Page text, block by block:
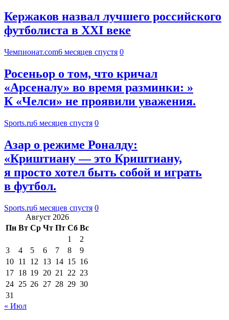
Кержаков назвал лучшего российского
футболиста в ХХI веке
Чемпионат.com6 месяцев спустя 0
Росеньор о том, что кричал
«Арсеналу» во время разминки: »
К «Челси» не проявили уважения.
Sports.ru6 месяцев спустя 0
Азар о режиме Роналду:
«Криштиану — это Криштиану,
я просто хотел быть собой и играть
в футбол.
Sports.ru6 месяцев спустя 0
Август 2026
Пн Вт Ср Чт Пт Сб Вс
1
2
3
4 5 6 7 8
9
10 11 12 13 14 15 16
17 18 19 20 21 22 23
24 25 26 27 28 29 30
31
« Июл